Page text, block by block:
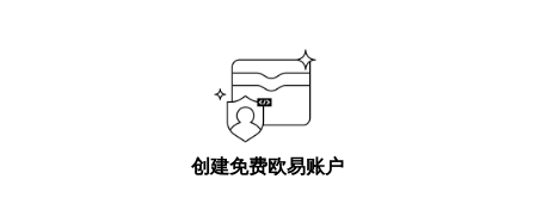
创建免费欧易账户